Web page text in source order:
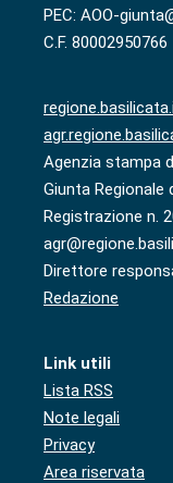
PEC: AOO-
C.F. 80002950766
Agenzia stampa
Giunta Regionale
Registrazione n.
Direttore
Redazione
Link utili
Lista RSS
Note legali
Privacy
Area riservata